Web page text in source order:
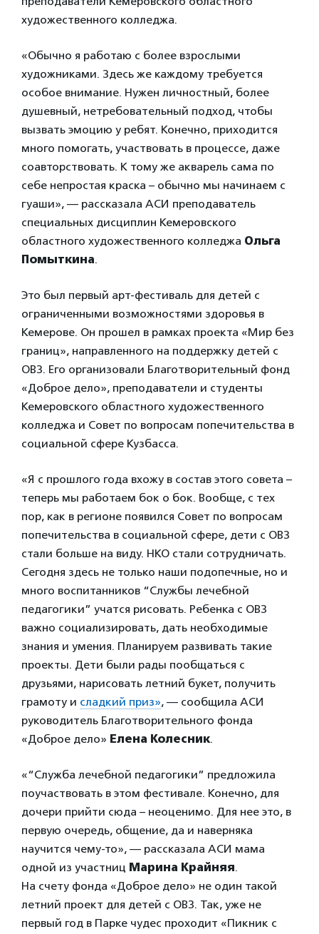
художественного колледжа.
«Обычно я работаю с более взрослыми
художниками. Здесь же каждому требуется
особое внимание. Нужен личностный, более
душевный, нетребовательный подход, чтобы
вызвать эмоцию у ребят. Конечно, приходится
много помогать, участвовать в процессе, даже
соавторствовать. К тому же акварель сама по
себе непростая краска – обычно мы начинаем с
гуаши», — рассказала АСИ преподаватель
специальных дисциплин Кемеровского
областного художественного колледжа Ольга
Помыткина.
Это был первый арт-фестиваль для детей с
ограниченными возможностями здоровья в
Кемерове. Он прошел в рамках проекта «Мир без
границ», направленного на поддержку детей с
ОВЗ. Его организовали Благотворительный фонд
«Доброе дело», преподаватели и студенты
Кемеровского областного художественного
колледжа и Совет по вопросам попечительства в
социальной сфере Кузбасса.
«Я с прошлого года вхожу в состав этого совета –
теперь мы работаем бок о бок. Вообще, с тех
пор, как в регионе появился Совет по вопросам
попечительства в социальной сфере, дети с ОВЗ
стали больше на виду. НКО стали сотрудничать.
Сегодня здесь не только наши подопечные, но и
много воспитанников “Службы лечебной
педагогики” учатся рисовать. Ребенка с ОВЗ
важно социализировать, дать необходимые
знания и умения. Планируем развивать такие
проекты. Дети были рады пообщаться с
друзьями, нарисовать летний букет, получить
грамоту и сладкий приз», — сообщила АСИ
руководитель Благотворительного фонда
«Доброе дело» Елена Колесник.
«“Служба лечебной педагогики” предложила
поучаствовать в этом фестивале. Конечно, для
дочери прийти сюда – неоценимо. Для нее это, в
первую очередь, общение, да и наверняка
научится чему-то», — рассказала АСИ мама
одной из участниц Марина Крайняя.
На счету фонда «Доброе дело» не один такой
летний проект для детей с ОВЗ. Так, уже не
первый год в Парке чудес проходит «Пикник с